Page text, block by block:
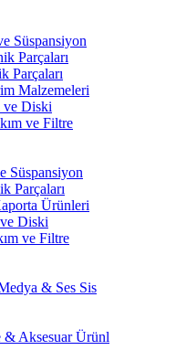
Süspansiyon
Parçaları
Parçaları
Malzemeleri
ve Diski
ve Filtre
Süspansiyon
Parçaları
Ürünleri
Diski
ve Filtre
& Ses Sis
Aksesuar Ürünl